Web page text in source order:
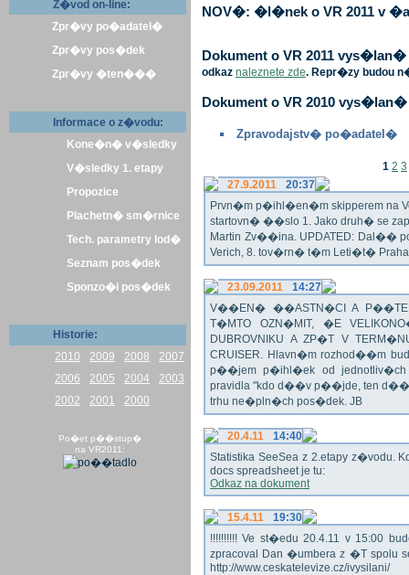
Z�vod on-line:
Zpr�vy po�adatel�
Zpr�vy pos�dek
Zpr�vy �ten���
Informace o z�vodu:
Kone�n� v�sledky
V�sledky 1. etapy
Propozice
Plachetn� sm�rnice
Tech. parametry lod�
Seznam pos�dek
Sponzo�i pos�dek
Historie:
2010
2009 2008
2007
2006
2005 2004
2003
2002
2001 2000
Po�et p��stup�
na VR2011:
NOV�: �l�nek o VR 2011 v
Dokument o VR 2011
odkaz naleznete zde. Repr�zy budou
Dokument o VR 2010
Zpravodajstv� po�adatel�
1 2 3
27.9.2011
20:37
Prvn�m p�ihl�en�m skipperem na
startovn� ��slo 1. Jako druh� se
Martin Zv��ina. UPDATED: Dal��
Verich, 8. tov�rn� t�m Leti�t� Praha
23.09.2011
14:27
V��EN� ��ASTN�CI A
T�MTO OZN�MIT, �E
DUBROVNIKU A ZP�T V
CRUISER. Hlavn�m rozhod��m
p��jem p�ihl�ek od
pravidla "kdo d��v p��jde, ten
trhu ne�pln�ch pos�dek. JB
20.4.11
14:40
Statistika SeeSea z 2.etapy z�vodu.
docs spreadsheet je tu:
Odkaz na dokument
15.4.11
19:30
!!!!!!!!!! Ve st�edu 20.4.11 v 15:00
zpracoval Dan �umbera z �T spolu
http://www.ceskatelevize.cz/ivysilani/